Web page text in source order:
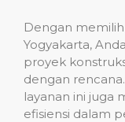
Dengan
Yogyakarta,
proyek
dengan
layanan ini juga
efisiensi dalam